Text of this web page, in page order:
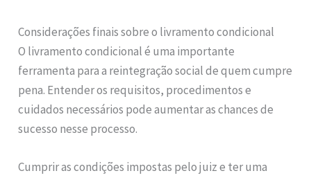
Considerações finais sobre o livramento condicional
O livramento condicional é uma importante
ferramenta para a reintegração social de quem cumpre
pena. Entender os requisitos, procedimentos e
cuidados necessários pode aumentar as chances de
sucesso nesse processo.
Cumprir as condições impostas pelo juiz e ter uma